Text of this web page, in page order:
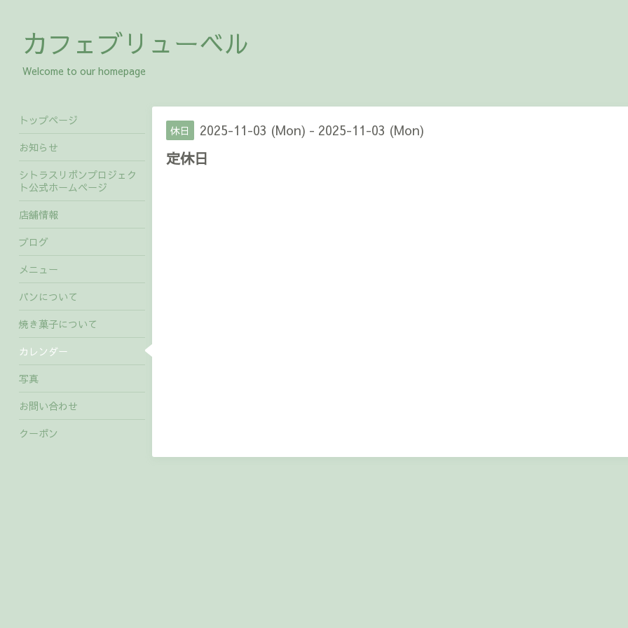
カフェブリューベル
Welcome to our homepage
休日 2025-11-03 (Mon) - 2025-11-03 (Mon)
定休日
トップページ
お知らせ
シトラスリボンプロジェク
ト公式ホームページ
店舗情報
ブログ
メニュー
パンについて
焼き菓子について
カレンダー
写真
お問い合わせ
クーポン